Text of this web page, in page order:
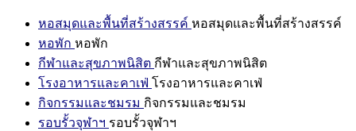
หอสมุดและพื้นที่สร้างสรรค์ หอสมุดและพื้นที่สร้างสรรค์
หอพัก หอพัก
กีฬาและสุขภาพนิสิต กีฬาและสุขภาพนิสิต
โรงอาหารและคาเฟ่ โรงอาหารและคาเฟ่
กิจกรรมและชมรม กิจกรรมและชมรม
รอบรั้วจุฬาฯ รอบรั้วจุฬาฯ